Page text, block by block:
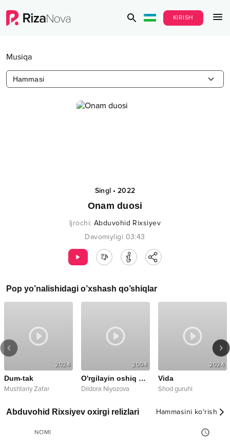
KIRISH
Musiqa
Hammasi
Singl•2022
Onam duosi
Ijrochi:Abduvohid Rixsiyev
Davomiyligi 03:43
Pop yo’nalishidagi o’xshash qo’shiqlar
2024
Dum-tak
Mushtariy Zafar
2004
O'rgilayin oshiq bo'libsiz
Dildora Niyozova
2024
Vida
Shod guruhi
Abduvohid Rixsiyev oxirgi relizlari Hammasini ko‘rish
NOMI